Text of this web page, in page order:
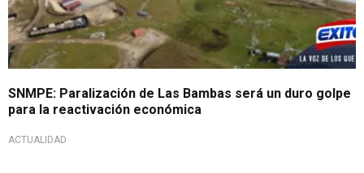
SNMPE: Paralización de Las Bambas será un duro golpe
para la reactivación económica
ACTUALIDAD